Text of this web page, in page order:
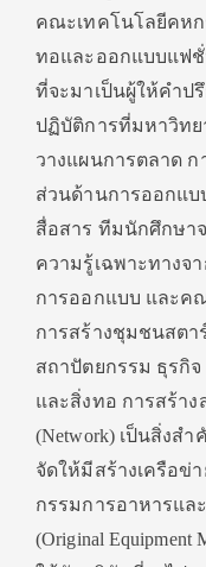
คณะเทคโนโลยีคห
ทอและออกแบบแฟ
ที่จะมาเป็นผู้ให้คำป
ปฏิบัติการที่มหาวิท
วางแผนการตลาด
ส่วนด้านการออกแ
สื่อสาร ทีมนักศึกษา
ความรู้เฉพาะทางจ
การออกแบบ และค
การสร้างชุมชนสตาร์
สถาปัตยกรรม ธุรกิ
และสิ่งทอ การสร้าง
(Network) เป็นสิ่งส
จัดให้มีสร้างเครือข่
กรรมการอาหารแ
(Original